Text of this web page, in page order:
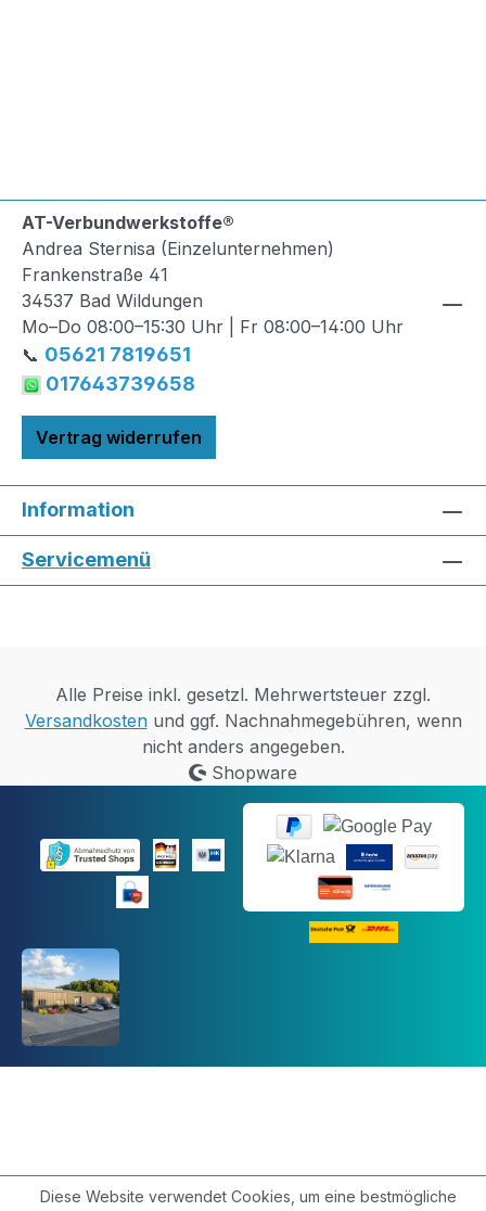
AT-Verbundwerkstoffe®
Andrea Sternisa (Einzelunternehmen)
Frankenstraße 41
34537 Bad Wildungen
Mo–Do 08:00–15:30 Uhr | Fr 08:00–14:00 Uhr
📞 05621 7819651
017643739658
Vertrag widerrufen
Information
Servicemenü
Alle Preise inkl. gesetzl. Mehrwertsteuer zzgl.
Versandkostenund ggf. Nachnahmegebühren, wenn
nicht anders angegeben.
Shopware
Diese Website verwendet Cookies, um eine bestmögliche